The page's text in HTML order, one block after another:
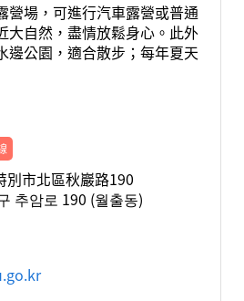
營場，可進行汽車露營或普通
大自然，盡情放鬆身心。此外
邊公園，適合散步；每年夏天
別市北區秋巖路190
추암로 190 (월출동)